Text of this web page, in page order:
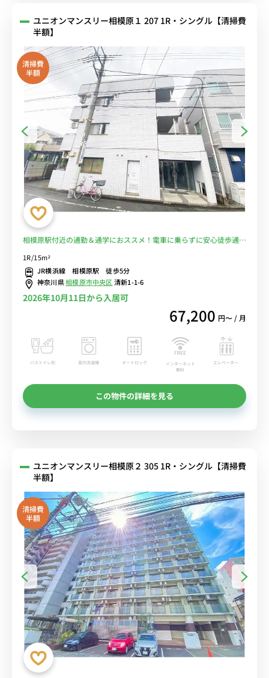
ユニオンマンスリー相模原１ 207 1R・シングル【清掃費
半額】
清掃費
半額
相模原駅付近の通勤＆通学におススメ！電車に乗らずに安心徒歩通勤
レンタル中！
1R/15m²
JR横浜線 相模原駅 徒歩5分
神奈川県相模原市中央区清新1-1-6
2026年10月11日から入居可
67,200 円〜 / 月
バストイレ別 室内洗濯機 オートロック
インターネット
無料
エレベーター
この物件の詳細を見る
ユニオンマンスリー相模原２ 305 1R・シングル【清掃費
半額】
清掃費
半額